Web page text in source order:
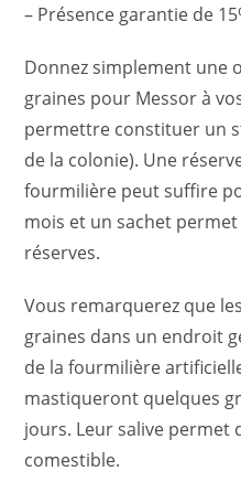
– Présence garantie de
Donnez simplement une
graines pour Messor à
permettre constituer un
de la colonie). Une
fourmilière peut suffire
mois et un sachet
réserves.
Vous remarquerez que
graines dans un endroit
de la fourmilière
mastiqueront quelques
jours. Leur salive permet
comestible.